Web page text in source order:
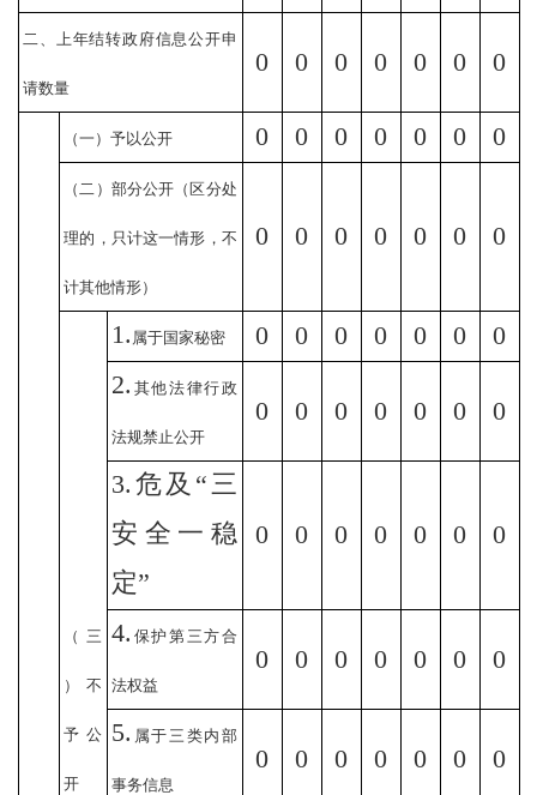
二、上年结转政府信息公开申
请数量
0 0 0 0 0 0 0
（一）予以公开 0 0 0 0 0 0 0
（二）部分公开（区分处
理的，只计这一情形，不
计其他情形）
0 0 0 0 0 0 0
（三
）不
予公
开
1. 属于国家秘密 0 0 0 0 0 0
0
2. 其他法律行政
法规禁止公开
0 0 0 0 0 0 0
3. 危及 “三
安全一稳
定”
0 0 0 0 0 0 0
4. 保护第三方合
法权益
0 0 0 0 0 0 0
5. 属于三类内部
事务信息
0 0 0 0 0 0 0